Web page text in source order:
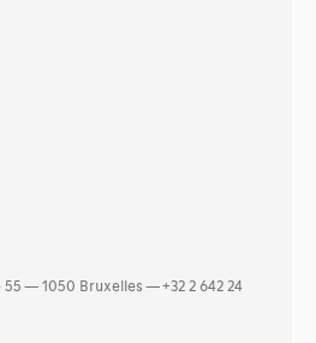
— 1050 Bruxelles — +32 2 642 24